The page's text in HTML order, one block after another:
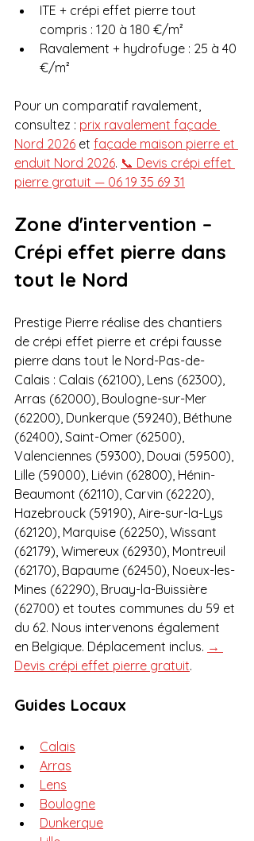
ITE + crépi effet pierre tout
compris : 120 à 180 €/m²
Ravalement + hydrofuge : 25 à 40
€/m²
Pour un comparatif ravalement,
consultez : prix ravalement façade
Nord 2026 et façade maison pierre et
enduit Nord 2026. 📞 Devis crépi effet
pierre gratuit — 06 19 35 69 31
Zone d'intervention –
Crépi effet pierre dans
tout le Nord
Prestige Pierre réalise des chantiers
de crépi effet pierre et crépi fausse
pierre dans tout le Nord-Pas-de-
Calais : Calais (62100), Lens (62300),
Arras (62000), Boulogne-sur-Mer
(62200), Dunkerque (59240), Béthune
(62400), Saint-Omer (62500),
Valenciennes (59300), Douai (59500),
Lille (59000), Liévin (62800), Hénin-
Beaumont (62110), Carvin (62220),
Hazebrouck (59190), Aire-sur-la-Lys
(62120), Marquise (62250), Wissant
(62179), Wimereux (62930), Montreuil
(62170), Bapaume (62450), Noeux-les-
Mines (62290), Bruay-la-Buissière
(62700) et toutes communes du 59 et
du 62. Nous intervenons également
en Belgique. Déplacement inclus. →
Devis crépi effet pierre gratuit.
Guides Locaux
Calais
Arras
Lens
Boulogne
Dunkerque